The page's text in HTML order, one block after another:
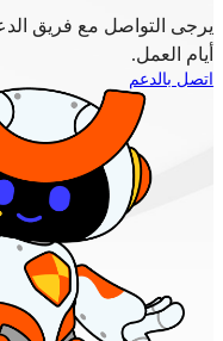
أيام العمل.
اتصل بالدعم